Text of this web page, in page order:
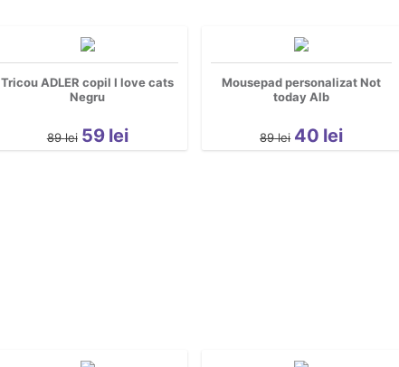
Tricou ADLER copil I love cats
Negru
89 lei 59 lei
Mousepad personalizat Not
today Alb
89 lei 40 lei